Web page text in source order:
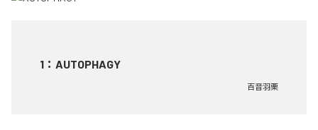
1 ： AUTOPHAGY
百音羽栗